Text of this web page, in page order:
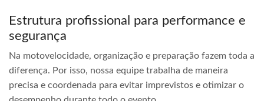
Estrutura profissional para performance e
segurança
Na motovelocidade, organização e preparação fazem toda a
diferença. Por isso, nossa equipe trabalha de maneira
precisa e coordenada para evitar imprevistos e otimizar o